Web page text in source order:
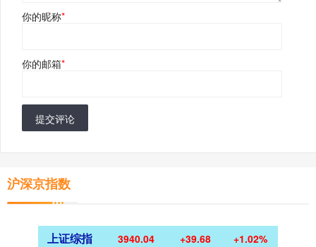
你的昵称*
你的邮箱*
提交评论
沪深京指数
上证综指 3940.04 +39.68 +1.02%